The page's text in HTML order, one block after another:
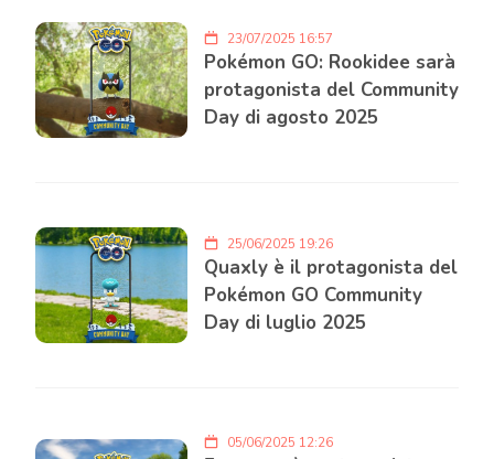
23/07/2025 16:57
Pokémon GO: Rookidee sarà
protagonista del Community
Day di agosto 2025
25/06/2025 19:26
Quaxly è il protagonista del
Pokémon GO Community
Day di luglio 2025
05/06/2025 12:26